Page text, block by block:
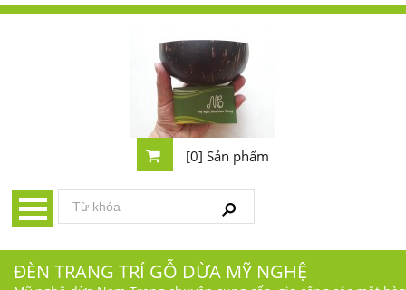
[0] Sản phẩm
ĐÈN TRANG TRÍ GỖ DỪA MỸ NGHỆ